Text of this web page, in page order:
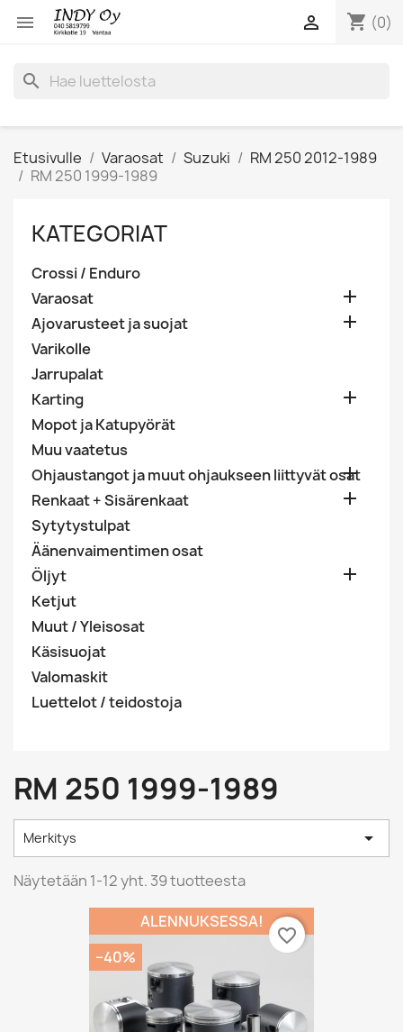
 shopping_cart (0)

search
Etusivulle Varaosat Suzuki
RM 250 2012-1989
RM 250 1999-1989
KATEGORIAT
Crossi / Enduro
Varaosat

Ajovarusteet ja suojat 
Varikolle
Jarrupalat
Karting

Mopot ja Katupyörät
Muu vaatetus
Ohjaustangot ja muut ohjaukseen liittyvät osat

Renkaat + Sisärenkaat 
Sytytystulpat
Äänenvaimentimen osat
Öljyt

Ketjut
Muut / Yleisosat
Käsisuojat
Valomaskit
Luettelot / teidostoja
RM 250 1999-1989
Merkitys 
Näytetään 1-12 yht. 39 tuotteesta
ALENNUKSESSA!
−40%
favorite_border